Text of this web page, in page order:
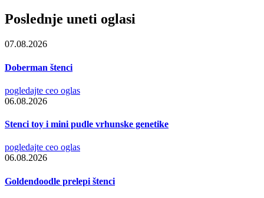
Poslednje uneti oglasi
07.08.2026
Doberman štenci
pogledajte ceo oglas
06.08.2026
Stenci toy i mini pudle vrhunske genetike
pogledajte ceo oglas
06.08.2026
Goldendoodle prelepi štenci